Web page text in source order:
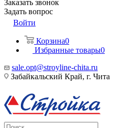
Заказать звонок
Задать вопрос
Войти
Корзина0
Избранные товары0
sale.opt@stroyline-chita.ru
Забайкальский Край, г. Чита